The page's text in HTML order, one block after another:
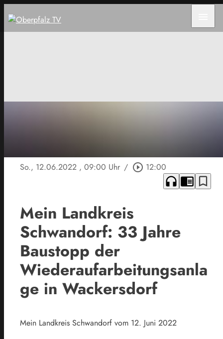
So., 12.06.2022 , 09:00 Uhr / play_circle_outline 12:00
headphones chrome_reader_mode bookmark_border
Mein Landkreis
Schwandorf: 33 Jahre
Baustopp der
Wiederaufarbeitungsanla
ge in Wackersdorf
Mein Landkreis Schwandorf vom 12. Juni 2022